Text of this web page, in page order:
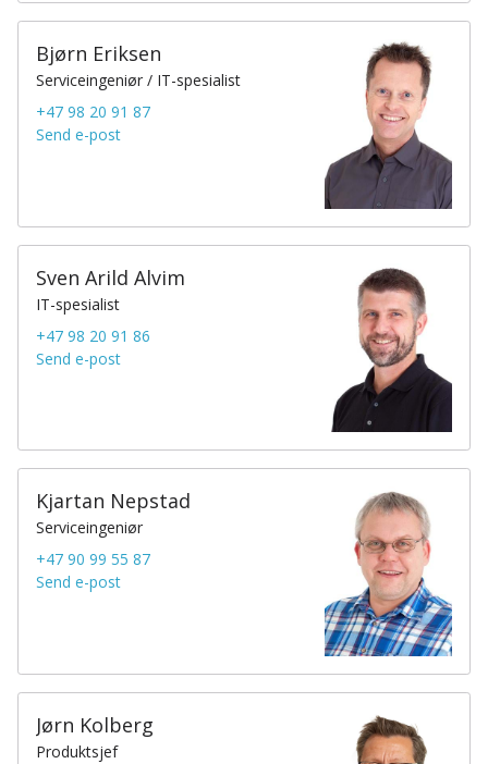
Bjørn Eriksen
Serviceingeniør / IT-spesialist
+47 98 20 91 87
Send e-post
Sven Arild Alvim
IT-spesialist
+47 98 20 91 86
Send e-post
Kjartan Nepstad
Serviceingeniør
+47 90 99 55 87
Send e-post
Jørn Kolberg
Produktsjef